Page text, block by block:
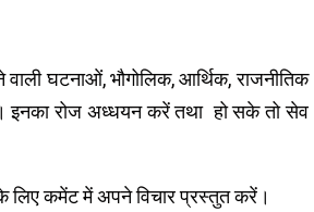
वाली घटनाओं, भौगोलिक, आर्थिक, राजनीतिक
इनका रोज अध्धयन करें तथा हो सके तो सेव
लिए कमेंट में अपने विचार प्रस्तुत करें।